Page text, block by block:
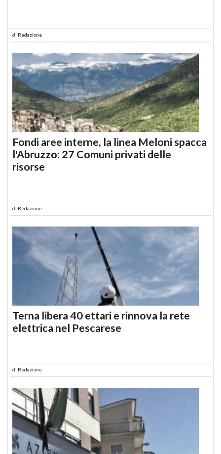
di Redazione
Fondi aree interne, la linea Meloni spacca
l'Abruzzo: 27 Comuni privati delle
risorse
di Redazione
Terna libera 40 ettari e rinnova la rete
elettrica nel Pescarese
di Redazione